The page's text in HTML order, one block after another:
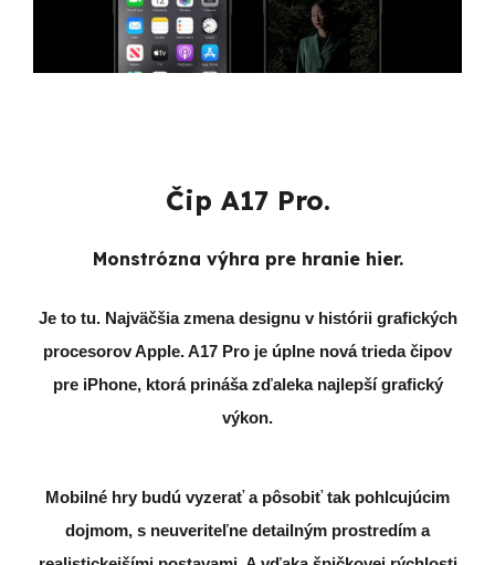
Čip A17 Pro.
Monstrózna výhra pre hranie hier.
Je to tu. Najväčšia zmena designu v histórii grafických
procesorov Apple. A17 Pro je úplne nová trieda čipov
pre iPhone, ktorá prináša zďaleka najlepší grafický
výkon.
Mobilné hry budú vyzerať a pôsobiť tak pohlcujúcim
dojmom, s neuveriteľne detailným prostredím a